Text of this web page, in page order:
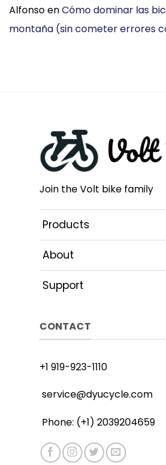
la
ciudad
AlfonsoenCómo dominar las
montaña (sin cometer errores
Join the Volt bike family
Products
About
Support
CONTACT
+1 919-923-1110
service@dyucycle.com
Phone: (+1) 2039204659